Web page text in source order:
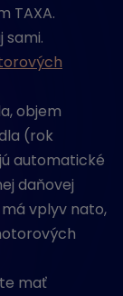
TAXA.
sami.
objem
(rok
automatické
daňovej
vplyv nato,
mať